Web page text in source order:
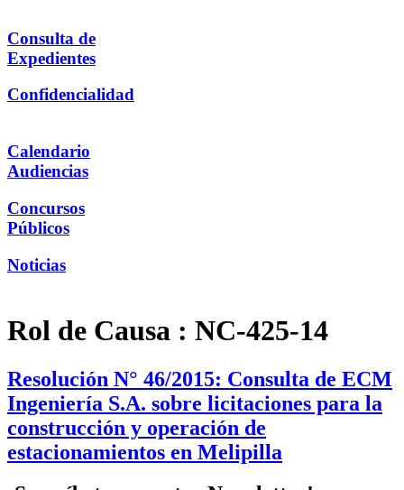
Consulta de
Expedientes
Confidencialidad
Calendario
Audiencias
Concursos
Públicos
Noticias
Rol de Causa : NC-425-14
Resolución N° 46/2015: Consulta de ECM
Ingeniería S.A. sobre licitaciones para la
construcción y operación de
estacionamientos en Melipilla